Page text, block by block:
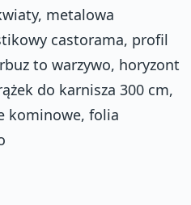
metalowa
castorama, profil
to warzywo, horyzont
do karnisza 300 cm,
kominowe, folia